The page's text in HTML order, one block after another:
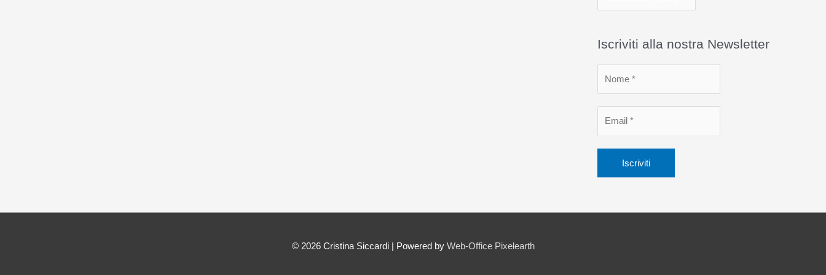
r
h
i
Iscriviti alla nostra Newsletter
© 2026 Cristina Siccardi| Powered by Web-Office Pixelearth